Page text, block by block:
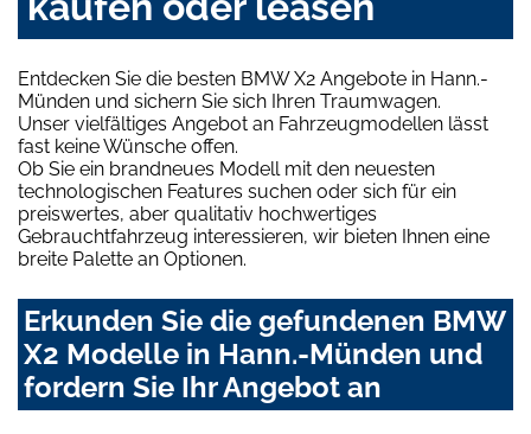
Entdecken Sie die besten BMW X2 Angebote in Hann.-
Münden und sichern Sie sich Ihren Traumwagen.
Unser vielfältiges Angebot an Fahrzeugmodellen lässt
fast keine Wünsche offen.
Ob Sie ein brandneues Modell mit den neuesten
technologischen Features suchen oder sich für ein
preiswertes, aber qualitativ hochwertiges
Gebrauchtfahrzeug interessieren, wir bieten Ihnen eine
breite Palette an Optionen.
Erkunden Sie die gefundenen BMW
X2 Modelle in Hann.-Münden und
fordern Sie Ihr Angebot an